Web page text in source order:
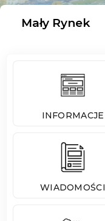
Mały Rynek
INFORMACJE
WIADOMOŚCI